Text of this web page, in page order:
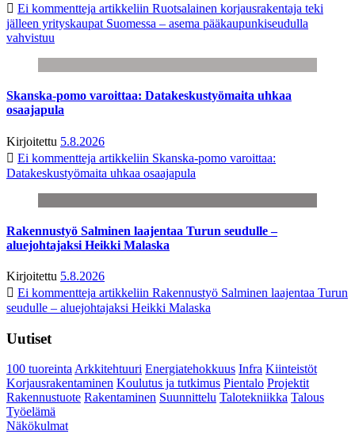
Ei kommentteja artikkeliin Ruotsalainen korjausrakentaja teki
jälleen yrityskaupat Suomessa – asema pääkaupunkiseudulla
vahvistuu
Skanska-pomo varoittaa: Datakeskustyömaita uhkaa
osaajapula
Kirjoitettu 5.8.2026
Ei kommentteja artikkeliin Skanska-pomo varoittaa:
Datakeskustyömaita uhkaa osaajapula
Rakennustyö Salminen laajentaa Turun seudulle –
aluejohtajaksi Heikki Malaska
Kirjoitettu 5.8.2026
Ei kommentteja artikkeliin Rakennustyö Salminen laajentaa Turun
seudulle – aluejohtajaksi Heikki Malaska
Uutiset
100 tuoreintaArkkitehtuuri Energiatehokkuus Infra Kiinteistöt
Korjausrakentaminen Koulutus ja tutkimus Pientalo Projektit
Rakennustuote Rakentaminen Suunnittelu Talotekniikka Talous
Työelämä
Näkökulmat